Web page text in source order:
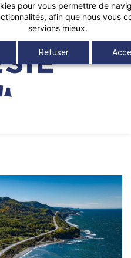
pour vous permettre de
afin que nous vous
servions mieux.
Refuser